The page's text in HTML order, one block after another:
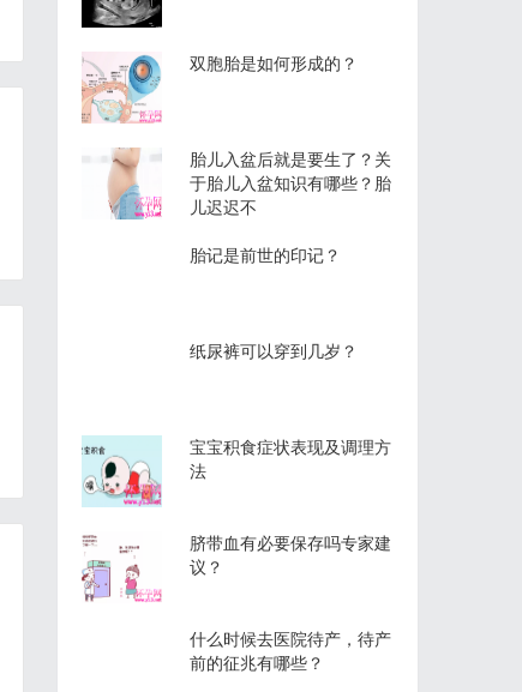
双胞胎是如何形成的？
胎儿入盆后就是要生了？关
于胎儿入盆知识有哪些？胎
儿迟迟不
胎记是前世的印记？
纸尿裤可以穿到几岁？
宝宝积食症状表现及调理方
法
脐带血有必要保存吗专家建
议？
什么时候去医院待产，待产
前的征兆有哪些？